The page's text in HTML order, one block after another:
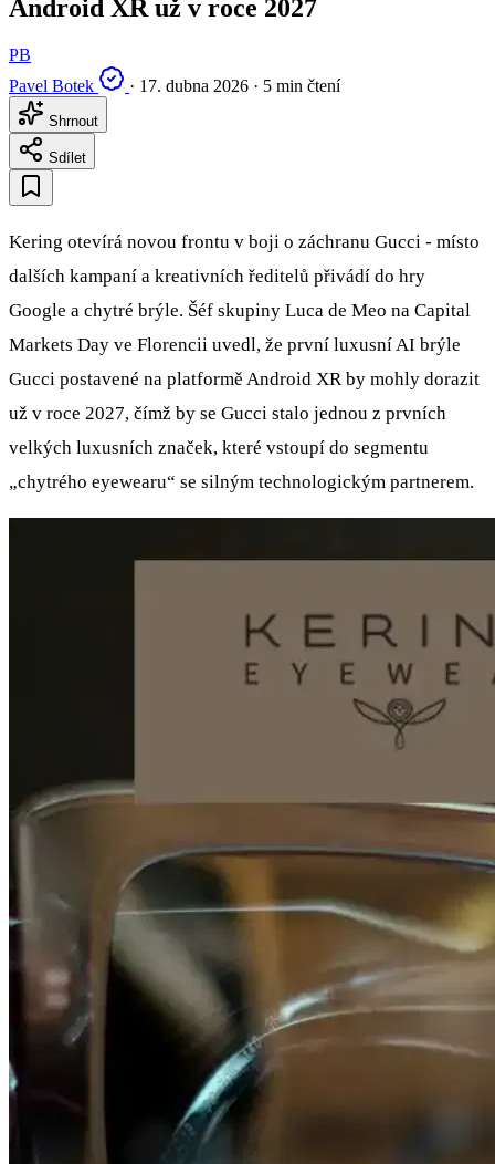
Android XR už v roce 2027
PB
Pavel Botek
· 17. dubna 2026 · 5 min čtení
Shrnout
Sdílet
Kering otevírá novou frontu v boji o záchranu Gucci - místo
dalších kampaní a kreativních ředitelů přivádí do hry
Google a chytré brýle. Šéf skupiny Luca de Meo na Capital
Markets Day ve Florencii uvedl, že první luxusní AI brýle
Gucci postavené na platformě Android XR by mohly dorazit
už v roce 2027, čímž by se Gucci stalo jednou z prvních
velkých luxusních značek, které vstoupí do segmentu
„chytrého eyewearu“ se silným technologickým partnerem.